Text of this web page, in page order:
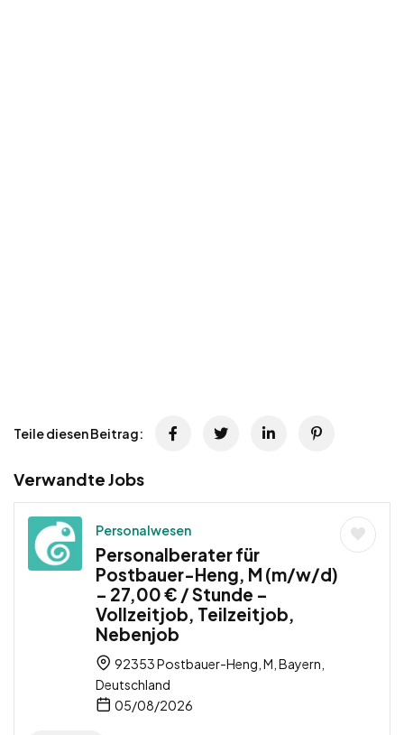
Teile diesen Beitrag:
Verwandte Jobs
Personalwesen
Personalberater für
Postbauer-Heng, M (m/w/d)
– 27,00 € / Stunde –
Vollzeitjob, Teilzeitjob,
Nebenjob
92353 Postbauer-Heng, M, Bayern,
Deutschland
05/08/2026